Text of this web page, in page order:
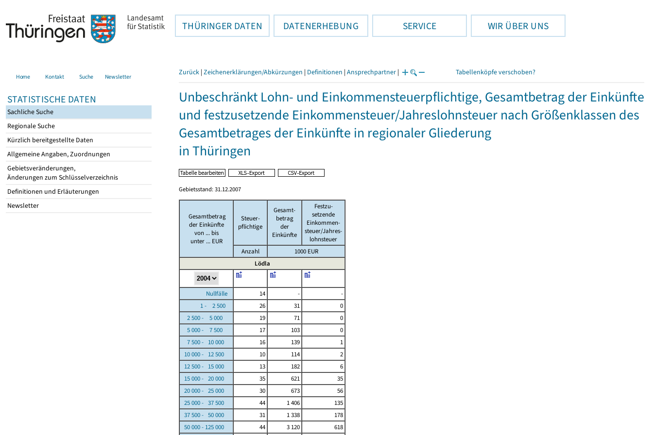
THÜRINGER DATEN DATENERHEBUNG SERVICE WIR ÜBER UNS
Home Kontakt Suche Newsletter
STATISTISCHE DATEN
Sachliche Suche
Regionale Suche
Kürzlich bereitgestellte Daten
Allgemeine Angaben, Zuordnungen
Gebietsveränderungen,
Änderungen zum Schlüsselverzeichnis
Definitionen und Erläuterungen
Newsletter
Zurück | Zeichenerklärungen/Abkürzungen | Definitionen | Ansprechpartner | Tabellenköpfe verschoben?
Unbeschränkt Lohn- und Einkommensteuerpflichtige, Gesamtbetrag der Einkünfte
und festzusetzende Einkommensteuer/Jahreslohnsteuer nach Größenklassen des
Gesamtbetrages der Einkünfte in regionaler Gliederung
in Thüringen
Gebietsstand: 31.12.2007
Gesamtbetrag
der Einkünfte
von ... bis
unter ... EUR
Steuer-
pflichtige
Gesamt-
betrag
der
Einkünfte
Festzu-
setzende
Einkommen-
steuer/Jahres-
lohnsteuer
Anzahl
1000 EUR
Lödla
Nullfälle 14 -
-
1 - 2 500
26 31
0
2 500 - 5 000
19 71
0
5 000 - 7 500
17 103
0
7 500 - 10 000
16 139
1
10 000 - 12 500
10 114
2
12 500 - 15 000
13 182
6
15 000 - 20 000
35 621
35
20 000 - 25 000
30 673
56
25 000 - 37 500
44 1 406
135
37 500 - 50 000
31 1 338
178
50 000 - 125 000
44 3 120 618